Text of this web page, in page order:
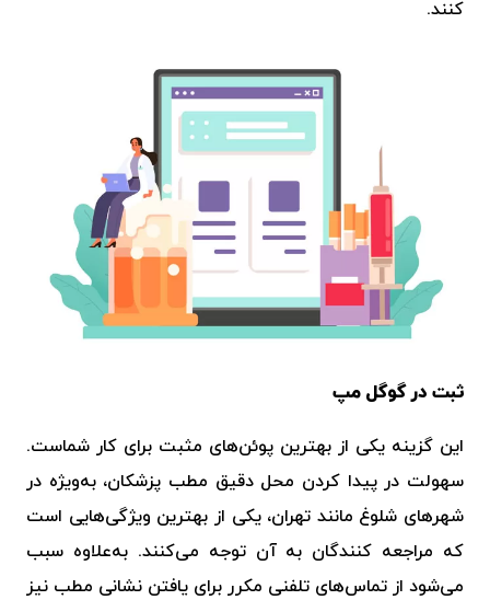
کنند.
ثبت در گوگل مپ
این گزینه یکی از بهترین پوئن‌های مثبت برای کار شماست‌.
سهولت در پیدا کردن محل دقیق مطب پزشکان، به‌ویژه در
شهرهای شلوغ مانند تهران، یکی از بهترین ویژگی‌هایی است
که مراجعه کنندگان به آن توجه می‌کنند. به‌علاوه سبب
می‌شود از تماس‌های تلفنی مکرر برای یافتن نشانی مطب نیز